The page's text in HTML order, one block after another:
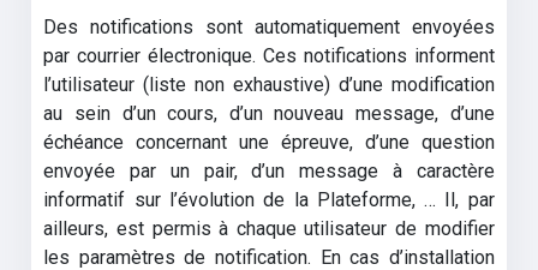
Des notifications sont automatiquement envoyées
par courrier électronique. Ces notifications informent
l’utilisateur (liste non exhaustive) d’une modification
au sein d’un cours, d’un nouveau message, d’une
échéance concernant une épreuve, d’une question
envoyée par un pair, d’un message à caractère
informatif sur l’évolution de la Plateforme, … Il, par
ailleurs, est permis à chaque utilisateur de modifier
les paramètres de notification. En cas d’installation